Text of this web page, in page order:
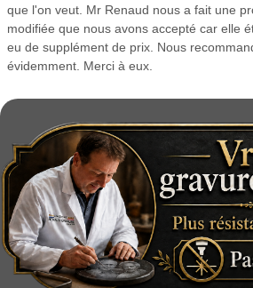
que l'on veut. Mr Renaud nous a fait une
modifiée que nous avons accepté car elle
eu de supplément de prix. Nous
évidemment. Merci à eux.